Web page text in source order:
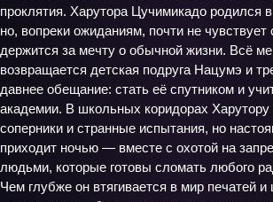
проклятия. Харутора Цучимикадо родился
но, вопреки ожиданиям, почти не
держится за мечту о обычной жизни. Всё
возвращается детская подруга Нацумэ и
давнее обещание: стать её спутником и
академии. В школьных коридорах
соперники и странные испытания, но
приходит ночью — вместе с охотой на
людьми, которые готовы сломать любого
Чем глубже он втягивается в мир печатей